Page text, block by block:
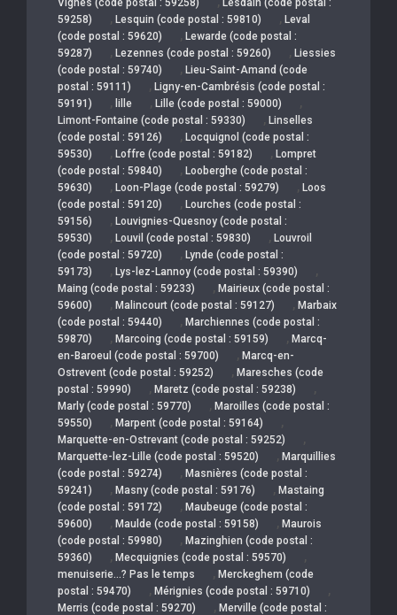
59258)
, Lesquin (code postal : 59810) , Leval
(code postal : 59620)
, Lewarde (code postal :
59287)
, Lezennes (code postal : 59260) , Liessies
(code postal : 59740)
, Lieu-Saint-Amand (code
postal : 59111)
, Ligny-en-Cambrésis (code postal :
59191)
, lille , Lille (code postal : 59000) ,
Limont-Fontaine (code postal : 59330) , Linselles
(code postal : 59126)
, Locquignol (code postal :
59530)
, Loffre (code postal : 59182) , Lompret
(code postal : 59840)
, Looberghe (code postal :
59630)
, Loon-Plage (code postal : 59279) , Loos
(code postal : 59120)
, Lourches (code postal :
59156)
, Louvignies-Quesnoy (code postal :
59530)
, Louvil (code postal : 59830) , Louvroil
(code postal : 59720)
, Lynde (code postal :
59173)
, Lys-lez-Lannoy (code postal : 59390) ,
Maing (code postal : 59233) , Mairieux (code postal :
59600)
, Malincourt (code postal : 59127) , Marbaix
(code postal : 59440)
, Marchiennes (code postal :
59870)
, Marcoing (code postal : 59159) , Marcq-
en-Baroeul (code postal : 59700)
, Marcq-en-
Ostrevent (code postal : 59252)
, Maresches (code
postal : 59990)
, Maretz (code postal : 59238) ,
Marly (code postal : 59770) , Maroilles (code postal :
59550)
, Marpent (code postal : 59164) ,
Marquette-en-Ostrevant (code postal : 59252) ,
Marquette-lez-Lille (code postal : 59520) , Marquillies
(code postal : 59274)
, Masnières (code postal :
59241)
, Masny (code postal : 59176) , Mastaing
(code postal : 59172)
, Maubeuge (code postal :
59600)
, Maulde (code postal : 59158) , Maurois
(code postal : 59980)
, Mazinghien (code postal :
59360)
, Mecquignies (code postal : 59570) ,
menuiserie…? Pas le temps , Merckeghem (code
postal : 59470)
, Mérignies (code postal : 59710) ,
Merris (code postal : 59270) , Merville (code postal :